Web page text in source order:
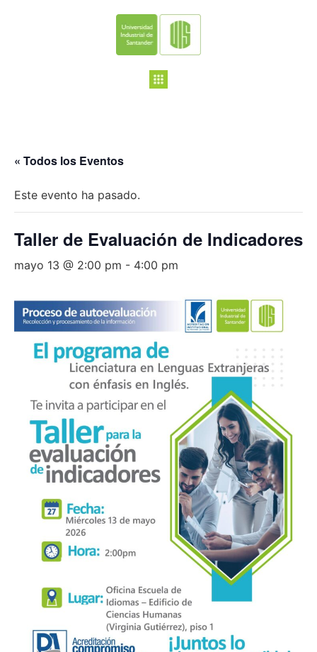
« Todos los Eventos
Este evento ha pasado.
Taller de Evaluación de Indicadores
mayo 13 @ 2:00 pm - 4:00 pm